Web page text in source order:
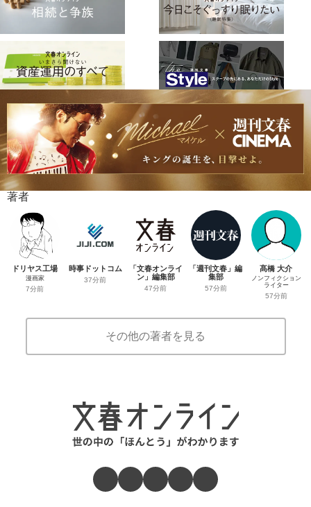
著者
ドリヤス工場
漫画家
7分前
時事ドットコム
37分前
「文春オンライ
ン」編集部
47分前
「週刊文春」編
集部
57分前
髙橋 大介
ノンフィクション
ライター
57分前
その他の著者を見る